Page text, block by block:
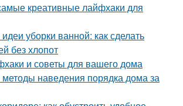
креативные лайфхаки для
уборки ванной: как сделать
без хлопот
и советы для вашего дома
наведения порядка дома за